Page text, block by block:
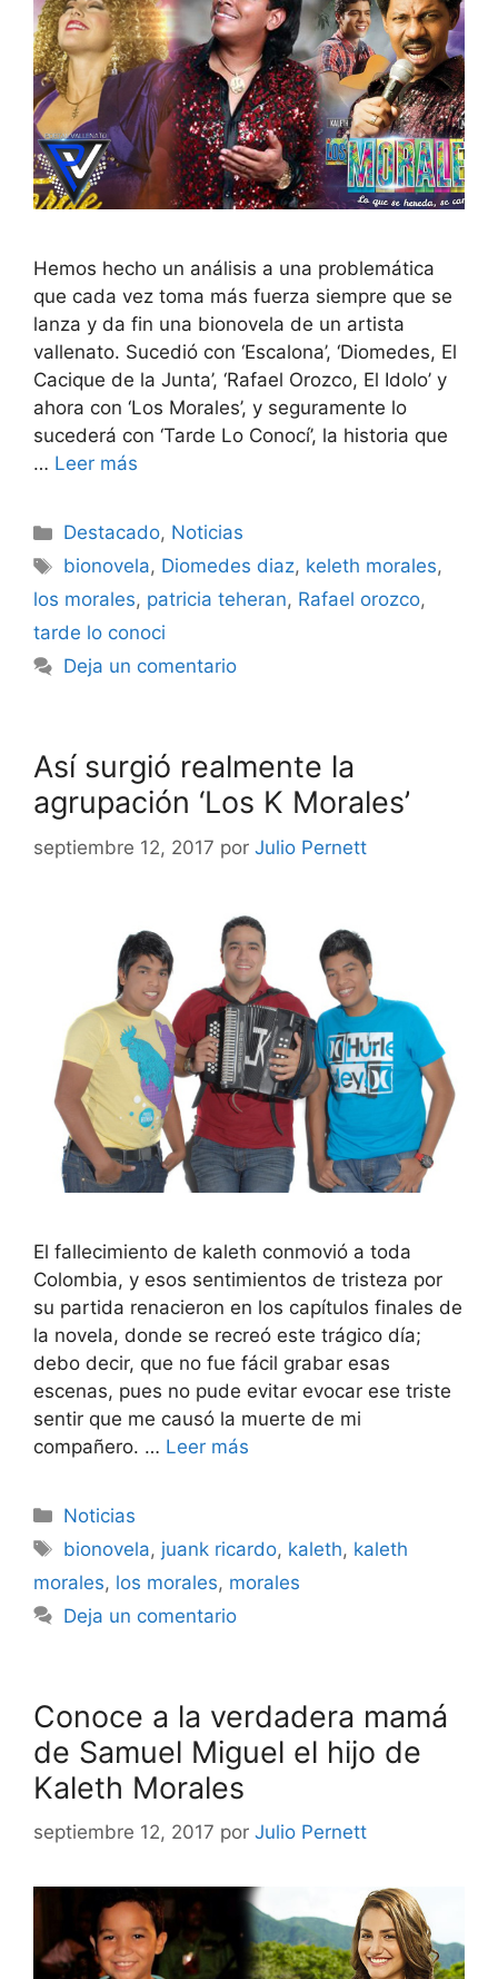
Hemos hecho un análisis a una problemática
que cada vez toma más fuerza siempre que se
lanza y da fin una bionovela de un artista
vallenato. Sucedió con ‘Escalona’, ‘Diomedes, El
Cacique de la Junta’, ‘Rafael Orozco, El Idolo’ y
ahora con ‘Los Morales’, y seguramente lo
sucederá con ‘Tarde Lo Conocí’, la historia que
… Leer más
Destacado, Noticias
bionovela, Diomedes diaz, keleth morales,
los morales, patricia teheran, Rafael orozco,
tarde lo conoci
Deja un comentario
Así surgió realmente la
agrupación ‘Los K Morales’
septiembre 12, 2017 por Julio Pernett
El fallecimiento de kaleth conmovió a toda
Colombia, y esos sentimientos de tristeza por
su partida renacieron en los capítulos finales de
la novela, donde se recreó este trágico día;
debo decir, que no fue fácil grabar esas
escenas, pues no pude evitar evocar ese triste
sentir que me causó la muerte de mi
compañero. … Leer más
Noticias
bionovela, juank ricardo, kaleth, kaleth
morales, los morales, morales
Deja un comentario
Conoce a la verdadera mamá
de Samuel Miguel el hijo de
Kaleth Morales
septiembre 12, 2017 por Julio Pernett